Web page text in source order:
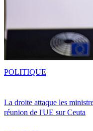
La droite attaque les
réunion de l'UE sur Ceuta
POLITIQUE